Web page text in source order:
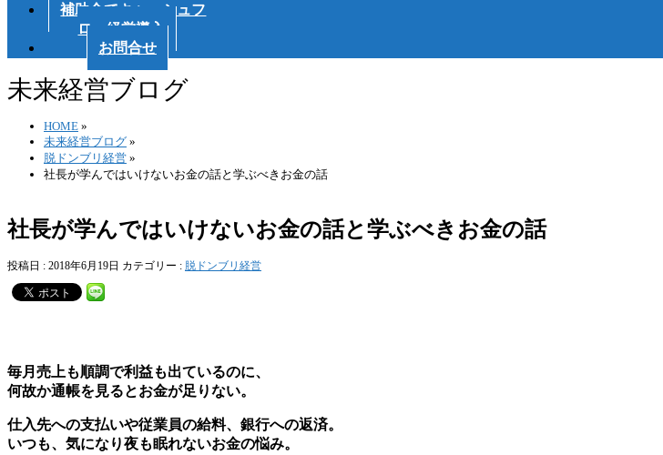
補助金でキャッシュフ
ロー経営導入
お問合せ
未来経営ブログ
HOME »
未来経営ブログ »
脱ドンブリ経営 »
社長が学んではいけないお金の話と学ぶべきお金の話
社長が学んではいけないお金の話と学ぶべきお金の話
投稿日 : 2018年6月19日 カテゴリー : 脱ドンブリ経営
毎月売上も順調で利益も出ているのに、
何故か通帳を見るとお金が足りない。
仕入先への支払いや従業員の給料、銀行への返済。
いつも、気になり夜も眠れないお金の悩み。